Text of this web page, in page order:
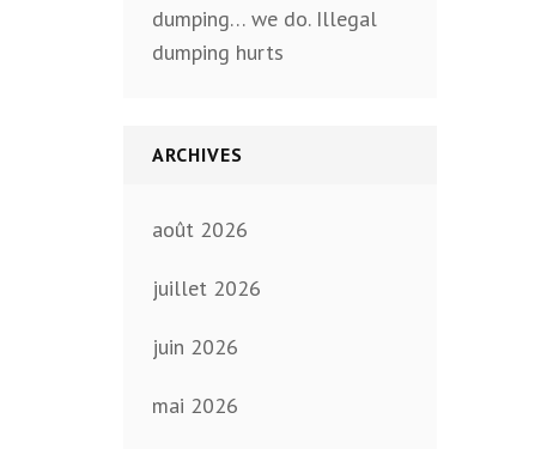
dumping… we do. Illegal
dumping hurts
ARCHIVES
août 2026
juillet 2026
juin 2026
mai 2026